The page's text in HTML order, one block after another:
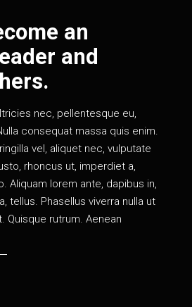
an
and
nec, pellentesque eu,
consequat massa quis enim.
vel, aliquet nec, vulputate
rhoncus ut, imperdiet a,
Aliquam lorem ante, dapibus in,
tellus. Phasellus viverra nulla ut
Quisque rutrum. Aenean